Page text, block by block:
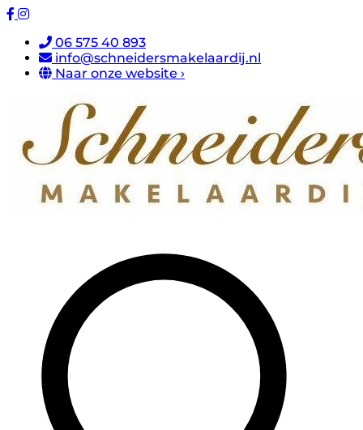
06 575 40 893
info@schneidersmakelaardij.nl
Naar onze website ›